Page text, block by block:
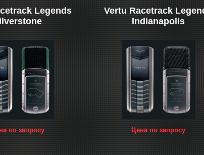
Legends
по запросу
Vertu Racetrack
Indianapolis
Цена по запросу